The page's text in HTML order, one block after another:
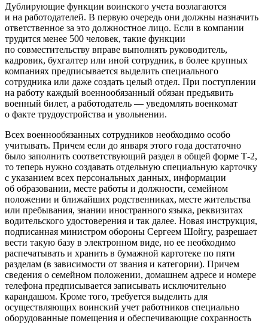
Дублирующие функции воинского учета возлагаются
и на работодателей. В первую очередь они должны назначить
ответственное за это должностное лицо. Если в компании
трудится менее 500 человек, такие функции
по совместительству вправе выполнять руководитель,
кадровик, бухгалтер или иной сотрудник, в более крупных
компаниях предписывается выделить специального
сотрудника или даже создать целый отдел. При поступлении
на работу каждый военнообязанный обязан предъявить
военный билет, а работодатель — уведомлять военкомат
о факте трудоустройства и увольнении.
Всех военнообязанных сотрудников необходимо особо
учитывать. Причем если до января этого года достаточно
было заполнить соответствующий раздел в общей форме Т-2,
то теперь нужно создавать отдельную специальную карточку
с указанием всех персональных данных, информации
об образовании, месте работы и должности, семейном
положении и ближайших родственниках, месте жительства
или пребывания, знании иностранного языка, реквизитах
водительского удостоверения и так далее. Новая инструкция,
подписанная министром обороны Сергеем Шойгу, разрешает
вести такую базу в электронном виде, но ее необходимо
распечатывать и хранить в бумажной картотеке по пяти
разделам (в зависимости от звания и категории). Причем
сведения о семейном положении, домашнем адресе и номере
телефона предписывается записывать исключительно
карандашом. Кроме того, требуется выделить для
осуществляющих воинский учет работников специально
оборудованные помещения и обеспечивающие сохранность